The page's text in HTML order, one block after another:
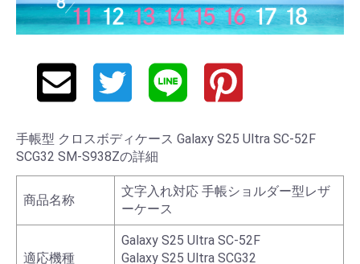
手帳型 クロスボディケース Galaxy S25 Ultra SC-52F
SCG32 SM-S938Zの詳細
商品名称
文字入れ対応 手帳ショルダー型レザ
ーケース
適応機種
Galaxy S25 Ultra SC-52F
Galaxy S25 Ultra SCG32